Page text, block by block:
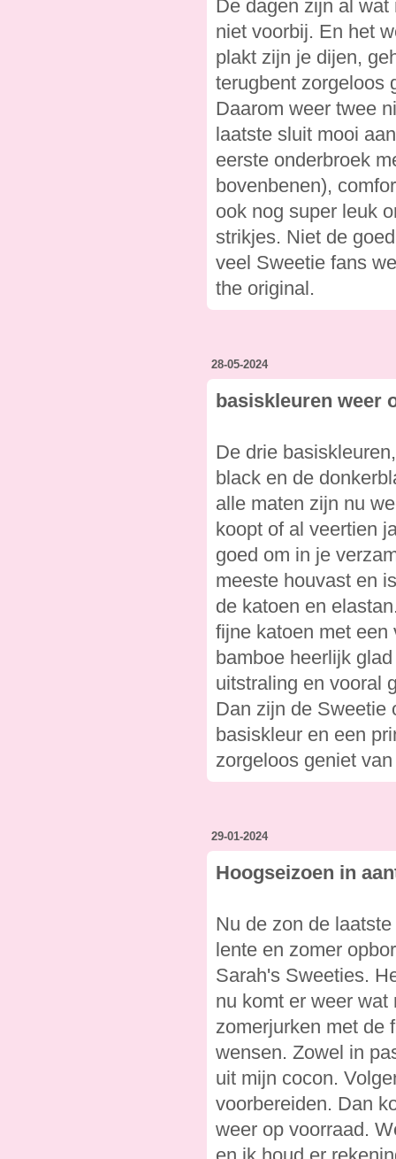
De dagen zijn al
niet voorbij. En het
plakt zijn je dijen,
terugbent zorgeloos
Daarom weer twee
laatste sluit mooi
eerste onderbroek
bovenbenen),
ook nog super leuk
strikjes. Niet de
veel Sweetie fans
the original.
28-05-2024
basiskleuren weer
De drie
black en de
alle maten zijn nu
koopt of al veertien
goed om in je
meeste houvast en
de katoen en
fijne katoen met
bamboe heerlijk
uitstraling en vooral
Dan zijn de Sweetie
basiskleur en een
zorgeloos geniet
29-01-2024
Hoogseizoen in
Nu de zon de
lente en zomer
Sarah's Sweeties.
nu komt er weer
zomerjurken met de
wensen. Zowel in
uit mijn cocon.
voorbereiden. Dan
weer op voorraad.